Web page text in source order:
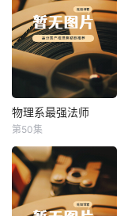
物理系最强法师
物理系最强法师
第50集